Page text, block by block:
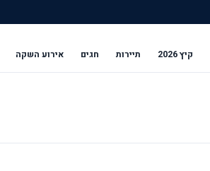
קיץ 2026 תיירות חגים אירוע השקה